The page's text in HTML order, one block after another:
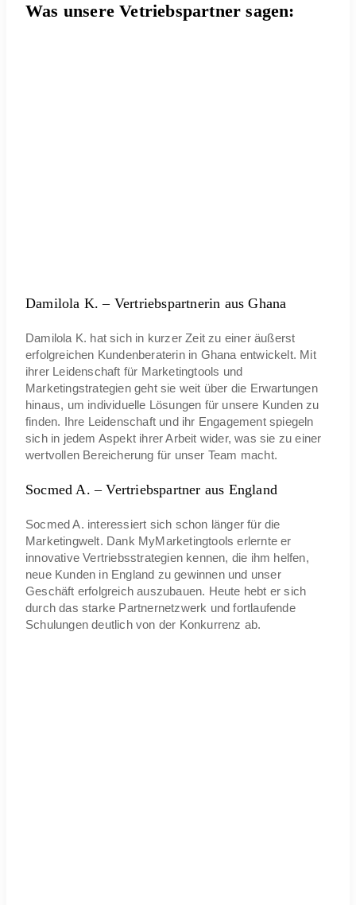
Was unsere Vetriebspartner sagen:
Damilola K. – Vertriebspartnerin aus Ghana
Damilola K. hat sich in kurzer Zeit zu einer äußerst
erfolgreichen Kundenberaterin in Ghana entwickelt. Mit
ihrer Leidenschaft für Marketingtools und
Marketingstrategien geht sie weit über die Erwartungen
hinaus, um individuelle Lösungen für unsere Kunden zu
finden. Ihre Leidenschaft und ihr Engagement spiegeln
sich in jedem Aspekt ihrer Arbeit wider, was sie zu einer
wertvollen Bereicherung für unser Team macht.
Socmed A. – Vertriebspartner aus England
Socmed A. interessiert sich schon länger für die
Marketingwelt. Dank MyMarketingtools erlernte er
innovative Vertriebsstrategien kennen, die ihm helfen,
neue Kunden in England zu gewinnen und unser
Geschäft erfolgreich auszubauen. Heute hebt er sich
durch das starke Partnernetzwerk und fortlaufende
Schulungen deutlich von der Konkurrenz ab.